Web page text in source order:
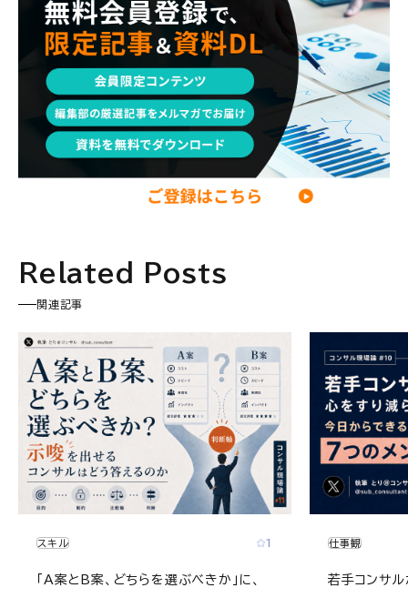
コンサル現場論 経営企画・事業企画 メンタルケア
パラレルキャリア ワークライフバランス 移住・二拠点生活 AI活用
DX・テクノロジー リスキリング・資格 M&A・ファイナンス
Related Posts
関連記事
スキル 1
「A案とB案、どちらを選ぶべきか」に、
仕事観
若手コンサ